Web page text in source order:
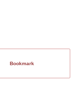
Bookmark